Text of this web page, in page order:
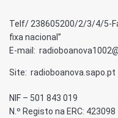
Telf/ 238605200/2/3/4/5-
fixa nacional”
E-mail:
Site: radioboanova.sapo.pt
NIF – 501 843 019
N.º Registo na ERC: 423098